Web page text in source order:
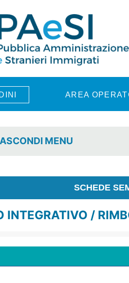
AREA
MENU
SCHEDE
INTEGRATIVO /